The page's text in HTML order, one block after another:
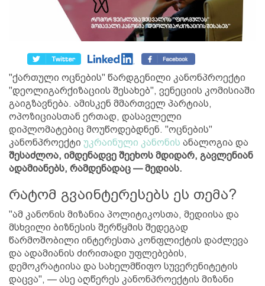
"ქართული ოცნების" წარდგენილი კანონპროექტი
"დეოლიგარქიზაციის შესახებ", ვენეციის კომისიაში
გაიგზავნება. ამისკენ მმართველ პარტიას,
ოპოზიციასთან ერთად, დასავლელი
დიპლომატებიც მოუწოდებდნენ. "ოცნების"
კანონპროექტი უკრაინული კანონის ანალოგია და
შესაძლოა, იმდენადვე შეეხოს მდიდარ, გავლენიან
ადამიანებს, რამდენადაც — მედიას.
რატომ გვაინტერესებს ეს თემა?
"ამ კანონის მიზანია პოლიტიკოსთა, მედიისა და
მსხვილი ბიზნესის შერწყმის შედეგად
წარმოშობილი ინტერესთა კონფლიქტის დაძლევა
და ადამიანის ძირითადი უფლებების,
დემოკრატიისა და სახელმწიფო სუვერენიტეტის
დაცვა", — ასე აღწერეს კანონპროექტის მიზანი